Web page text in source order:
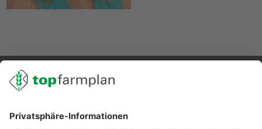
02501 801 44 84